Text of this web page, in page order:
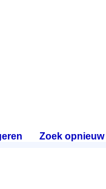
Zoek opnieuw.